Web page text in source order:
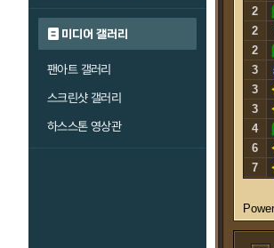
미디어 갤러리
팬아트 갤러리
스크린샷 갤러리
하스스톤 영상관
2
2
2
3
3
3
4
6
7